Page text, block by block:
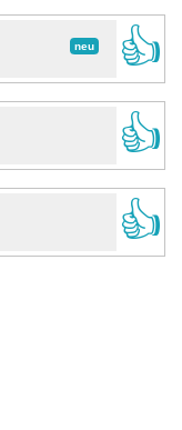
neu
👍
👍
👍